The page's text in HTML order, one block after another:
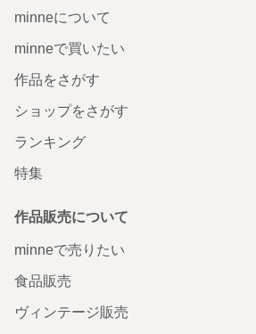
minneについて
minneで買いたい
作品をさがす
ショップをさがす
ランキング
特集
作品販売について
minneで売りたい
食品販売
ヴィンテージ販売